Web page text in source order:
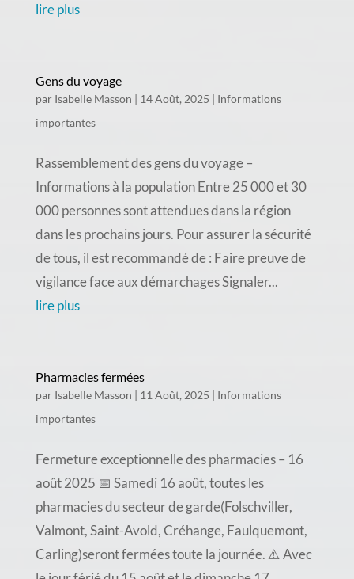
lire plus
Gens du voyage
par Isabelle Masson | 14 Août, 2025 | Informations
importantes
Rassemblement des gens du voyage –
Informations à la population Entre 25 000 et 30
000 personnes sont attendues dans la région
dans les prochains jours. Pour assurer la sécurité
de tous, il est recommandé de : Faire preuve de
vigilance face aux démarchages Signaler...
lire plus
Pharmacies fermées
par Isabelle Masson | 11 Août, 2025 | Informations
importantes
Fermeture exceptionnelle des pharmacies – 16
août 2025 📅 Samedi 16 août, toutes les
pharmacies du secteur de garde(Folschviller,
Valmont, Saint-Avold, Créhange, Faulquemont,
Carling)seront fermées toute la journée. ⚠️ Avec